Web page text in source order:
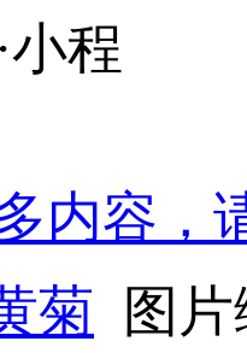
内容，
菊 图